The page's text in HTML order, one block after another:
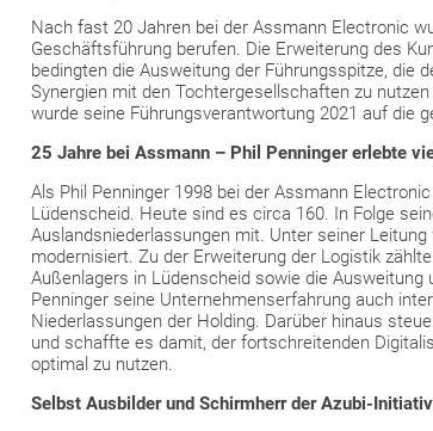
Nach fast 20 Jahren bei der Assmann Electronic
Geschäftsführung berufen. Die Erweiterung des
bedingten die Ausweitung der Führungsspitze, die
Synergien mit den Tochtergesellschaften zu
wurde seine Führungsverantwortung 2021 auf die
25 Jahre bei Assmann – Phil Penninger erlebte
Als Phil Penninger 1998 bei der Assmann
Lüdenscheid. Heute sind es circa 160. In Folge
Auslandsniederlassungen mit. Unter seiner
modernisiert. Zu der Erweiterung der Logistik
Außenlagers in Lüdenscheid sowie die
Penninger seine Unternehmenserfahrung auch
Niederlassungen der Holding. Darüber hinaus
und schaffte es damit, der fortschreitenden
optimal zu nutzen.
Selbst Ausbilder und Schirmherr der Azubi-